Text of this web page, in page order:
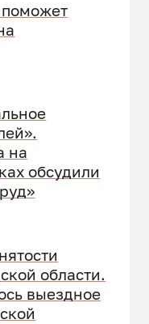
на
обсудили
области.
выездное